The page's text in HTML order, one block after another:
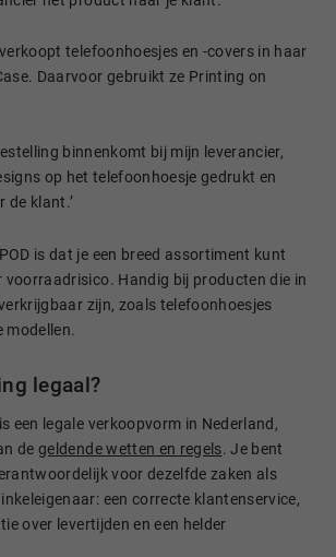
telefoonhoesjes en -covers in haar
Daarvoor gebruikt ze Printing on
binnenkomt bij mijn leverancier,
op het telefoonhoesje gedrukt en
de klant.’
is dat je een breed assortiment kunt
voorraadrisico. Handig bij producten die in
zijn, zoals telefoonhoesjes
modellen.
legaal?
een legale verkoopvorm in Nederland,
degeldende wetten en regels. Je bent
voor dezelfde zaken als
een correcte klantenservice,
over levertijden en een helder